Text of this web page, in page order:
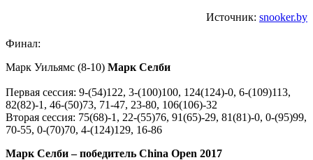
Источник: snooker.by
Финал:
Марк Уильямс (8-10) Марк Селби
Первая сессия: 9-(54)122, 3-(100)100, 124(124)-0, 6-(109)113,
82(82)-1, 46-(50)73, 71-47, 23-80, 106(106)-32
Вторая сессия: 75(68)-1, 22-(55)76, 91(65)-29, 81(81)-0, 0-(95)99,
70-55, 0-(70)70, 4-(124)129, 16-86
Марк Селби – победитель China Open 2017